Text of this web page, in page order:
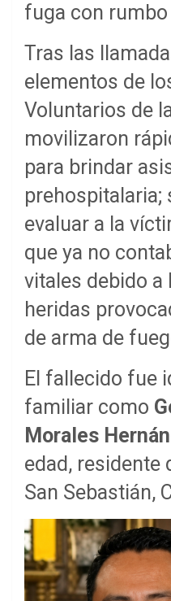
fuga con
Tras las
elementos de
Voluntarios de
movilizaron
para brindar
prehospitalaria;
evaluar a la
que ya no
vitales debido a
heridas
de arma de
El fallecido fue
familiar como
Morales
edad, residente
San Sebastián,